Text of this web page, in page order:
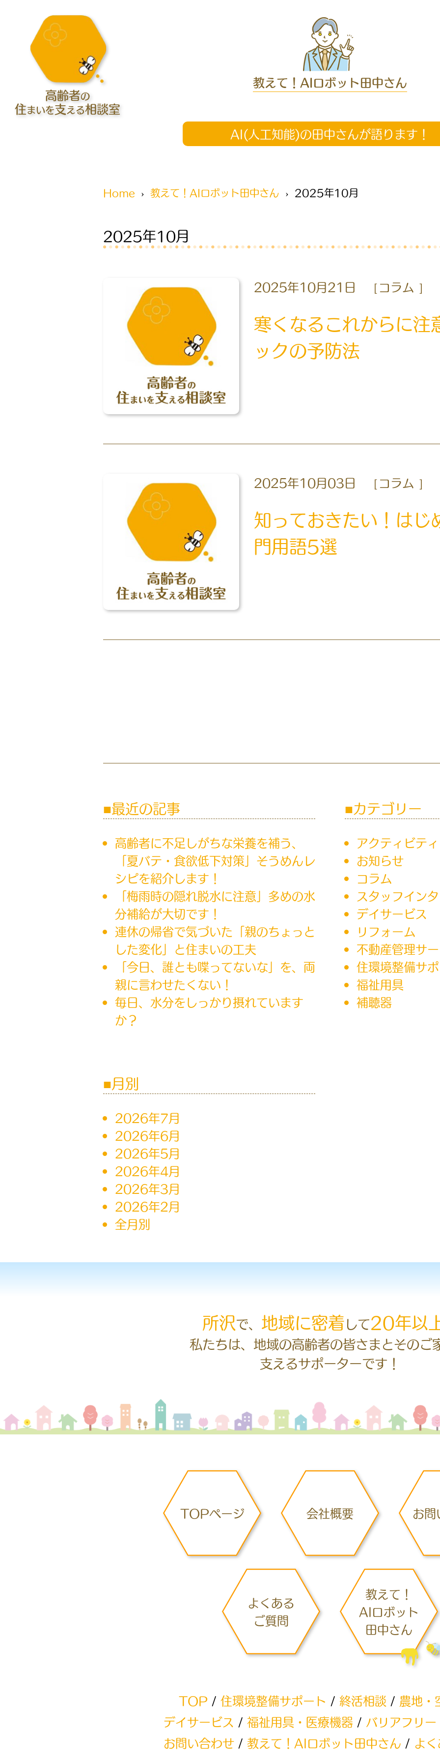
高齢者の
住まいを支える相談室
教えて！AIロボット田中さん
AI(人工知能)の田中さんが語ります！
Home 教えて！AIロボット田中さん 2025年10月
2025年10月
2025年10月21日 コラム
寒くなるこれからに注
ックの予防法
2025年10月03日 コラム
知っておきたい！はじ
門用語5選
最近の記事
高齢者に不足しがちな栄養を補う、
「夏バテ・食欲低下対策」そうめんレ
シピを紹介します！
「梅雨時の隠れ脱水に注意」多めの水
分補給が大切です！
連休の帰省で気づいた「親のちょっと
した変化」と住まいの工夫
「今日、誰とも喋ってないな」を、両
親に言わせたくない！
毎日、水分をしっかり摂れています
か？
カテゴリー
アクティビティ
お知らせ
コラム
スタッフイン
デイサービス
リフォーム
不動産管理サ
住環境整備サ
福祉用具
補聴器
月別
2026年7月
2026年6月
2026年5月
2026年4月
2026年3月
2026年2月
全月別
所沢で、 地域に密着して20年以
私たちは、地域の高齢者の皆さまとそのご
支えるサポーターです！
TOPページ 会社概要 お
よくある
ご質問
教えて！
AIロボット
田中さん
TOP / 住環境整備サポート / 終活相談 / 農地・
デイサービス / 福祉用具・医療機器 / バリアフリー
お問い合わせ / 教えて！AIロボット田中さん / よ